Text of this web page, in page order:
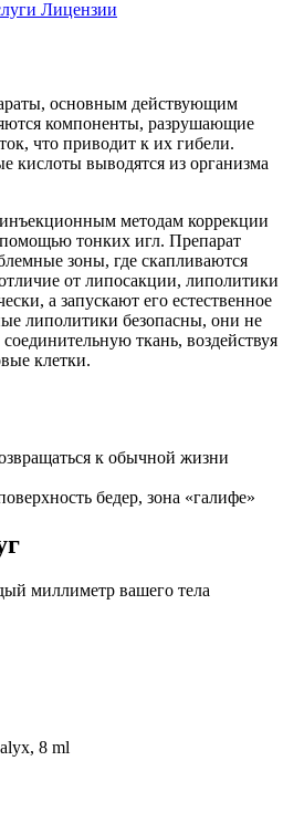
Лицензии
основным действующим
компоненты, разрушающие
что приводит к их гибели.
кислоты выводятся из организма
методам коррекции
тонких игл. Препарат
зоны, где скапливаются
от липосакции, липолитики
а запускают его естественное
липолитики безопасны, они не
ткань, воздействуя
клетки.
к обычной жизни
бедер, зона «галифе»
миллиметр вашего тела
8 ml